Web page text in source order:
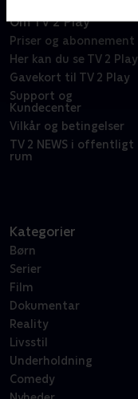
Om TV 2 Play
Priser og abonnement
Her kan du se TV 2 Play
Gavekort til TV 2 Play
Support og
Kundecenter
Vilkår og betingelser
TV 2 NEWS i offentligt
rum
Kategorier
Børn
Serier
Film
Dokumentar
Reality
Livsstil
Underholdning
Comedy